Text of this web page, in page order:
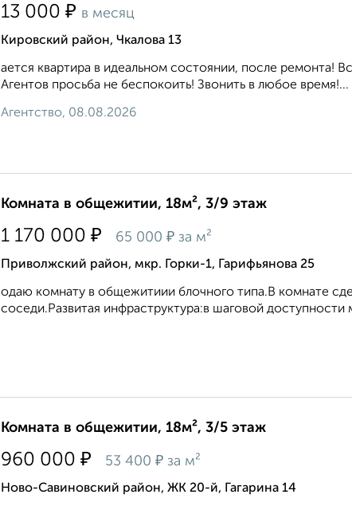
13 000 ₽ в месяц
Кировский район, Чкалова 13
ается квартира в идеальном состоянии, после ремонта!
Агентов просьба не беспокоить! Звонить в любое время!...
Агентство, 08.08.2026
Комната в общежитии, 18м², 3/9 этаж
1 170 000 ₽ 65 000 ₽ за м²
Приволжский район, мкр. Горки-1, Гарифьянова 25
одаю комнату в общежитиии блочного типа.В комнате
соседи.Развитая инфраструктура:в шаговой
Комната в общежитии, 18м², 3/5 этаж
960 000 ₽ 53 400 ₽ за м²
Ново-Савиновский район, ЖК 20-й, Гагарина 14